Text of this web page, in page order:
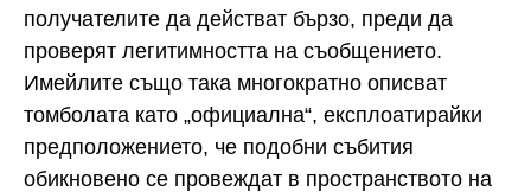
получателите да действат бързо, преди да
проверят легитимността на съобщението.
Имейлите също така многократно описват
томболата като „официална“, експлоатирайки
предположението, че подобни събития
обикновено се провеждат в пространството на